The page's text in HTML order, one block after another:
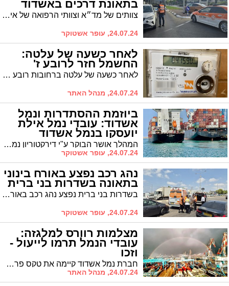
בתאונת דרכים באשדוד
צוותים של מד״א וצוותי הרפואה של איחוד הצלה העניקו טיפול רפואי לרוכב קורקינט חשמלי שנפגע בתאונת דרכים ברחוב שלמה המלך באשדוד
24.07.24, עופר אשטוקר
לאחר כשעה של עלטה:
החשמל חזר לרובע ז'
לאחר כשעה של עלטה ברחובות רובע ז' החשמל חזר לבתי העיר. בחברת החשמל עדכנו כי הצפי לתיקון התקלה והחזרת התאורה הוא בשעה 20.00. אולם כבר בסביבות 17:40 החל החשמל לחזור בהדרגתיות לבתי העיר
24.07.24, מנהל האתר
ביוזמת ההסתדרות ונמל
אשדוד: עובדי נמל אילת
יועסקו בנמל אשדוד
המהלך אושר הבוקר ע"י דירקטוריון נמל אשדוד ויצא לפועל בימים הקרובים. כ- 30 עובדים יועסקו בנמל אשדוד עד לחזרת פעילות נמל אילת לעבודה מלאה. יו"ר ההסתדרות ארנון בר-דוד: "ההסתדרות תמשיך לפעול ולנסות לסייע לכל סקטור שנפגע בצל המלחמה"
24.07.24, עופר אשטוקר
נהג רכב נפצע באורח בינוני
בתאונה בשדרות בני ברית
בשדרות בני ברית נפצע נהג רכב באורח בינוני בתאונה עצמית. צוותים של מד״א ואיחוד הצלה העניקו לו טיפול רפואי ראשוני
24.07.24, עופר אשטוקר
מצלמות רוורס למלגזה:
עובדי הנמל תרמו לייעול -
וזכו
חברת נמל אשדוד קיימה את טקס פרסי הייעול השנתי לעובדות ולעובדים שהצעותיהם נבחרו ליישום בעבודת הנמל. פרסם ראשון לעובד ששיפר את פעילות המלגזות
24.07.24, מנהל האתר